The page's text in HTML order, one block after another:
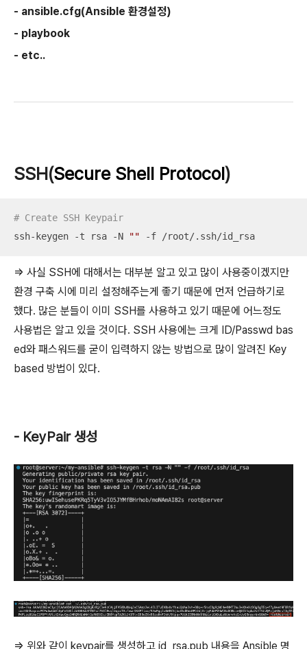
- ansible.cfg(Ansible 환경설정)
- playbook
- etc..
SSH(Secure Shell Protocol)
# Create SSH Keypair
ssh-keygen -t rsa -N
"" -f /root/.ssh/id_rsa
=> 사실 SSH에 대해서는 대부분 알고 있고 많이 사용중이겠지만
환경 구축 시에 미리 설정해주는게 좋기 때문에 먼저 언급하기로
했다. 많은 분들이 이미 SSH를 사용하고 있기 때문에 어느정도
사용법은 알고 있을 것이다. SSH 사용에는 크게 ID/Passwd bas
ed와 패스워드를 굳이 입력하지 않는 방법으로 많이 알려진 Key
based 방법이 있다.
- KeyPair 생성
=> 위와 같이 keypair를 생성하고 id_rsa.pub 내용을 Ansible 명